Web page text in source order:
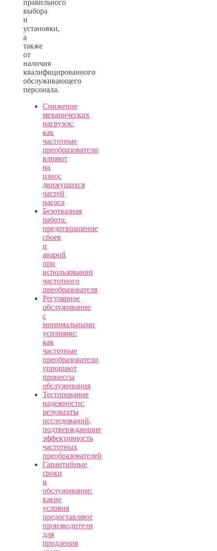
правильного
выбора
и
установки,
а
также
от
наличия
квалифицированного
обслуживающего
персонала.
Снижение
механических
нагрузок:
как
частотные
преобразователи
влияют
на
износ
движущихся
частей
насоса
Безотказная
работа:
предотвращение
сбоев
и
аварий
при
использовании
частотного
преобразователя
Регулярное
обслуживание
с
минимальными
усилиями:
как
частотные
преобразователи
упрощают
процессы
обслуживания
Тестирование
надежности:
результаты
исследований,
подтверждающие
эффективность
частотных
преобразователей
Гарантийные
сроки
и
обслуживание:
какие
условия
предоставляют
производители
для
продления